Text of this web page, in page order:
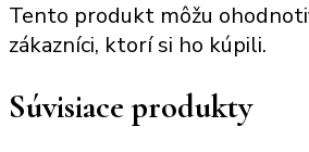
Tento produkt môžu
zákazníci, ktorí si ho kúpili.
Súvisiace produkty